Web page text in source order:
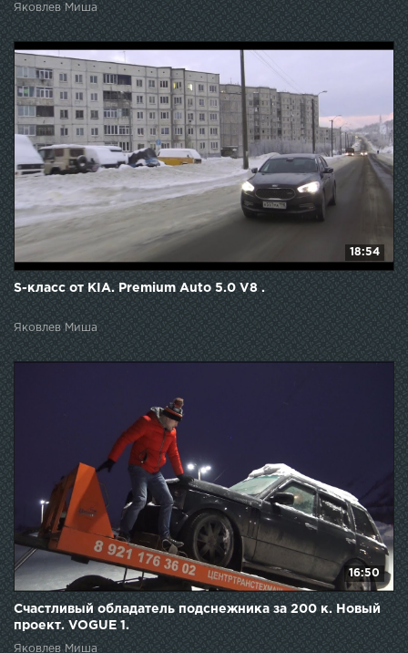
Яковлев Миша
18:54
S-класс от KIA. Premium Auto 5.0 V8 .
Яковлев Миша
16:50
Счастливый обладатель подснежника за 200 к. Новый
проект. VOGUE 1.
Яковлев Миша